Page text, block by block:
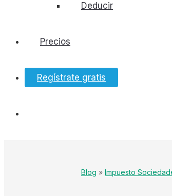
Deducir
Bancos
Precios
Regístrate gratis
Blog » Impuesto